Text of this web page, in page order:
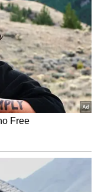
పనిలో, స్వీయ